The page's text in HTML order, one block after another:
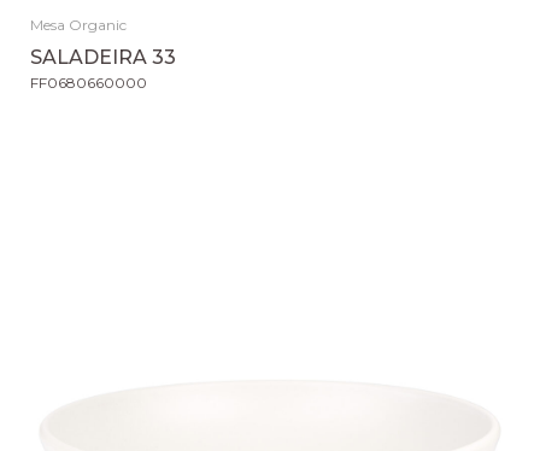
Mesa Organic
SALADEIRA 33
FF0680660000